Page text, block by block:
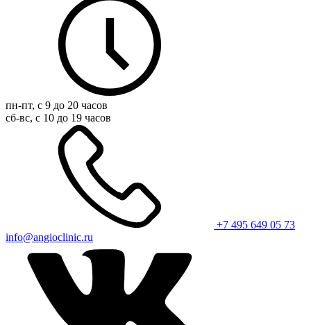
пн-пт, с 9 до 20 часов
сб-вс, с 10 до 19 часов
+7 495 649 05 73
info@angioclinic.ru